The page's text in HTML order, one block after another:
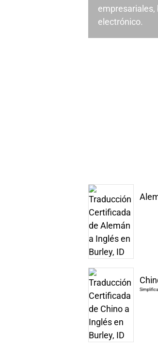
empresariales,
electrónico.